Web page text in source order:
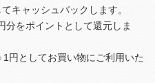
キャッシュバックします。
をポイントとして還元しま
円としてお買い物にご利用いた